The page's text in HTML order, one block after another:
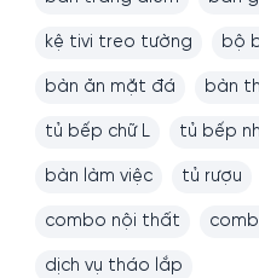
kệ tivi treo tường bộ
bàn ăn mặt đá bàn
tủ bếp chữ L tủ bếp
bàn làm việc tủ rượu
combo nội thất
dịch vụ tháo lắp